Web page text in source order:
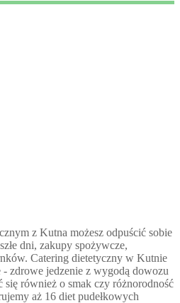
z Kutna możesz odpuścić sobie
dni, zakupy spożywcze,
Catering dietetyczny w Kutnie
- zdrowe jedzenie z wygodą dowozu
się również o smak czy różnorodność
aż 16 diet pudełkowych